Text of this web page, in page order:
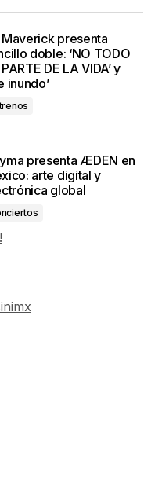
Maverick presenta
doble: ‘NO TODO
DE LA VIDA’ y
inundo’
presenta ÆDEN en
arte digital y
global